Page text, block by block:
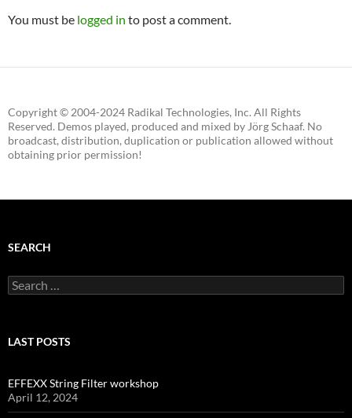
You must be logged in to post a comment.
Copyright © 2004-2024 Radikal Technologies, Inc. All Rights
Reserved. Demos played, produced and mixed by Jörg Schaaf. No
broadcast, distribution, duplication or publication allowed without
obtaining prior permission!
SEARCH
Search
for:
LAST POSTS
EFFEXX String Filter workshop
April 12, 2024